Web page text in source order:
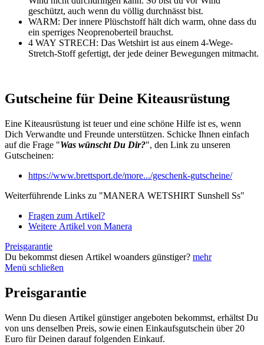
geschützt, auch wenn du völlig durchnässt bist.
WARM: Der innere Plüschstoff hält dich warm, ohne dass du
ein sperriges Neoprenoberteil brauchst.
4 WAY STRECH: Das Wetshirt ist aus einem 4-Wege-
Stretch-Stoff gefertigt, der jede deiner Bewegungen mitmacht.
Gutscheine für Deine Kiteausrüstung
Eine Kiteausrüstung ist teuer und eine schöne Hilfe ist es, wenn
Dich Verwandte und Freunde unterstützen. Schicke Ihnen einfach
auf die Frage "Was wünscht Du Dir?", den Link zu unseren
Gutscheinen:
https://www.brettsport.de/more.../geschenk-gutscheine/
Weiterführende Links zu "MANERA WETSHIRT Sunshell Ss"
Fragen zum Artikel?
Weitere Artikel von Manera
Preisgarantie
Du bekommst diesen Artikel woanders günstiger? mehr
Menü schließen
Preisgarantie
Wenn Du diesen Artikel günstiger angeboten bekommst, erhältst Du
von uns denselben Preis, sowie einen Einkaufsgutschein über 20
Euro für Deinen darauf folgenden Einkauf.